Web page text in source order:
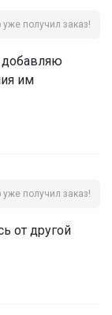
уже получил заказ!
добавляю
им
уже получил заказ!
от другой